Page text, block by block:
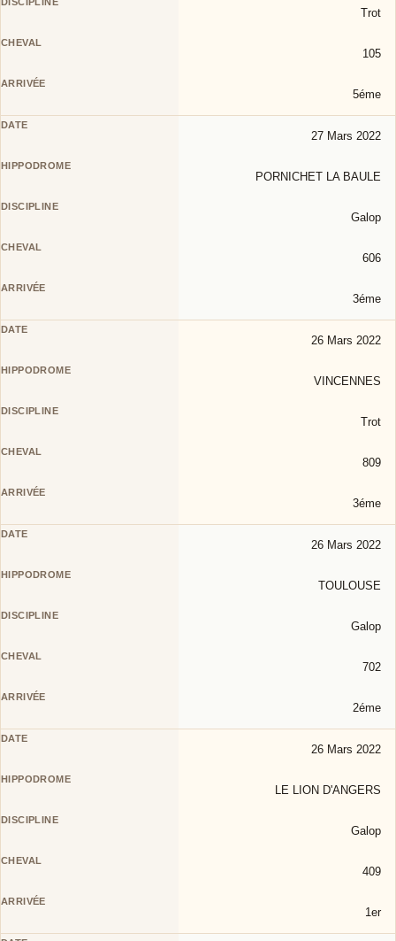
Trot
105
5éme
27 Mars 2022
PORNICHET LA BAULE
Galop
606
3éme
26 Mars 2022
VINCENNES
Trot
809
3éme
26 Mars 2022
TOULOUSE
Galop
702
2éme
26 Mars 2022
LE LION D'ANGERS
Galop
409
1er